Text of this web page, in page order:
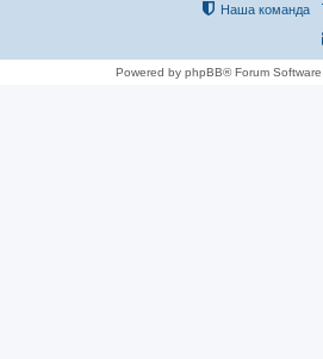
Наша команда
Powered by phpBB® Forum